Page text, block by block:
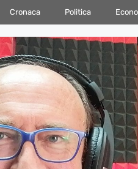
Cronaca Politica